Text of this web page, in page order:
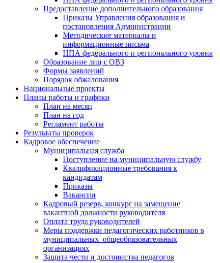
Предоставление дополнительного образования
Приказы Управления образования и
постановления Администрации
Методические материалы и
информационные письма
НПА федерального и регионального уровня
Образование лиц с ОВЗ
Формы заявлений
Порядок обжалования
Национальные проекты
Планы работы и графики
План на месяц
План на год
Регламент работы
Результаты проверок
Кадровое обеспечение
Муниципальная служба
Поступление на муниципальную службу
Квалификационные требования к
кандидатам
Приказы
Вакансии
Кадровый резерв, конкурс на замещение
вакантной должности руководителя
Оплата труда руководителей
Меры поддержки педагогических работников в
муниципальных общеобразовательных
организациях
Защита чести и достоинства педагогов